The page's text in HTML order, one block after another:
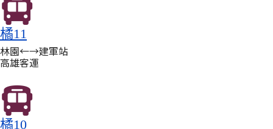
橘11
林園←→建軍站
高雄客運
橘10